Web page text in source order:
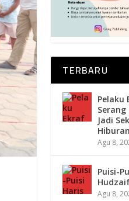
TERBARU
Pelaku
Serang
Jadi
Hiburan
Agu 8,
Puisi-
Agu 8,